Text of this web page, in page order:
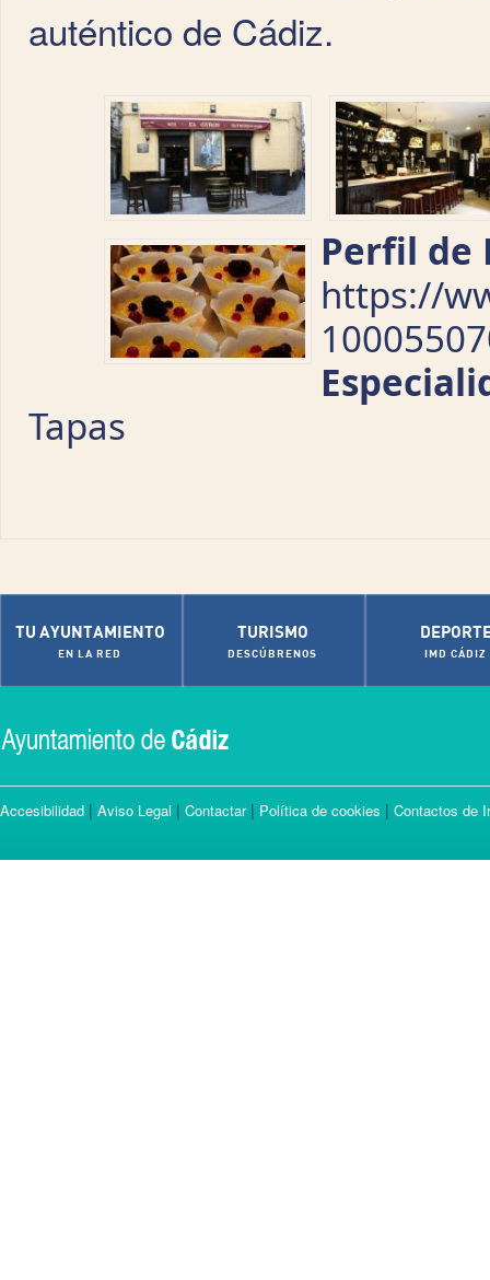
auténtico de Cádiz.
Perfil de
https://
Tapas
TU AYUNTAMIENTO
EN LA RED
TURISMO
DESCÚBRENOS IMD CÁDIZ
Accesibilidad | Aviso Legal | Contactar| Política de cookies | Contactos de